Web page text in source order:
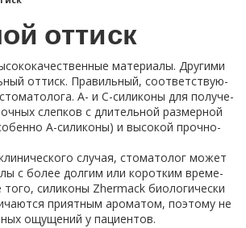
от­тиск
ма­те­ри­а­лы. Дру­ги­ми
от­тиск. Пра­виль­ный, со­от­вет­ству­ю­
А- и C-​силиконы для по­лу­че­
слеп­ков с дли­тель­ной раз­мер­ной
А-​силиконы) и вы­со­кой проч­но­
слу­чая, сто­ма­то­лог может
с более дол­гим или ко­рот­ким вре­ме­
си­ли­ко­ны Zhermack био­ло­ги­че­ски
при­ят­ным аро­ма­том, по­это­му не
ощу­ще­ний у па­ци­ен­тов.